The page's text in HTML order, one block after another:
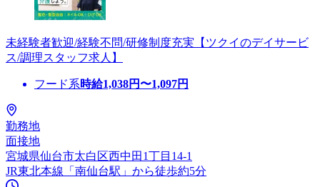
未経験者歓迎/経験不問/研修制度充実【ツクイのデイサービ
ス/調理スタッフ求人】
フード系時給1,038円〜1,097円
勤務地
面接地
宮城県仙台市太白区西中田1丁目14-1
JR東北本線「南仙台駅」から徒歩約5分